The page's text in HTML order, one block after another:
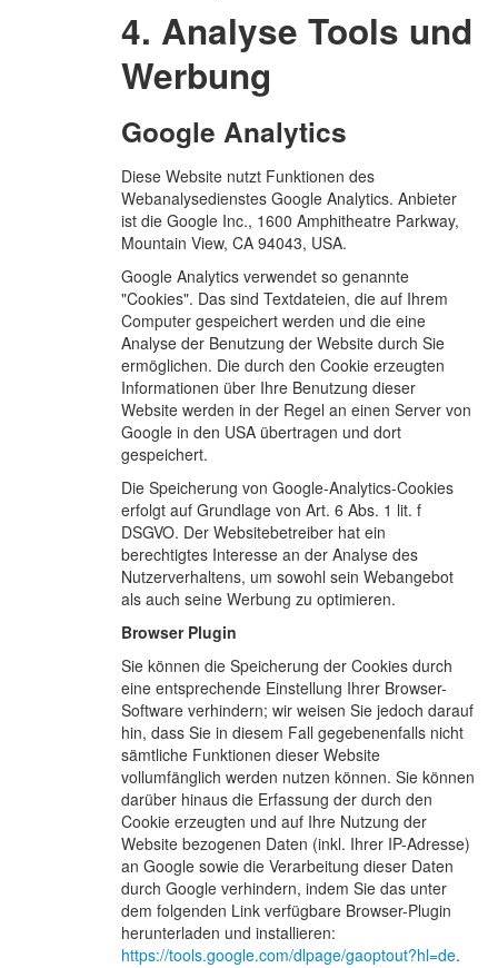
4. Analyse Tools und
Werbung
Google Analytics
Diese Website nutzt Funktionen des
Webanalysedienstes Google Analytics. Anbieter
ist die Google Inc., 1600 Amphitheatre Parkway,
Mountain View, CA 94043, USA.
Google Analytics verwendet so genannte
"Cookies". Das sind Textdateien, die auf Ihrem
Computer gespeichert werden und die eine
Analyse der Benutzung der Website durch Sie
ermöglichen. Die durch den Cookie erzeugten
Informationen über Ihre Benutzung dieser
Website werden in der Regel an einen Server von
Google in den USA übertragen und dort
gespeichert.
Die Speicherung von Google-Analytics-Cookies
erfolgt auf Grundlage von Art. 6 Abs. 1 lit. f
DSGVO. Der Websitebetreiber hat ein
berechtigtes Interesse an der Analyse des
Nutzerverhaltens, um sowohl sein Webangebot
als auch seine Werbung zu optimieren.
Browser Plugin
Sie können die Speicherung der Cookies durch
eine entsprechende Einstellung Ihrer Browser-
Software verhindern; wir weisen Sie jedoch darauf
hin, dass Sie in diesem Fall gegebenenfalls nicht
sämtliche Funktionen dieser Website
vollumfänglich werden nutzen können. Sie können
darüber hinaus die Erfassung der durch den
Cookie erzeugten und auf Ihre Nutzung der
Website bezogenen Daten (inkl. Ihrer IP-Adresse)
an Google sowie die Verarbeitung dieser Daten
durch Google verhindern, indem Sie das unter
dem folgenden Link verfügbare Browser-Plugin
herunterladen und installieren:
https://tools.google.com/dlpage/gaoptout?hl=de.